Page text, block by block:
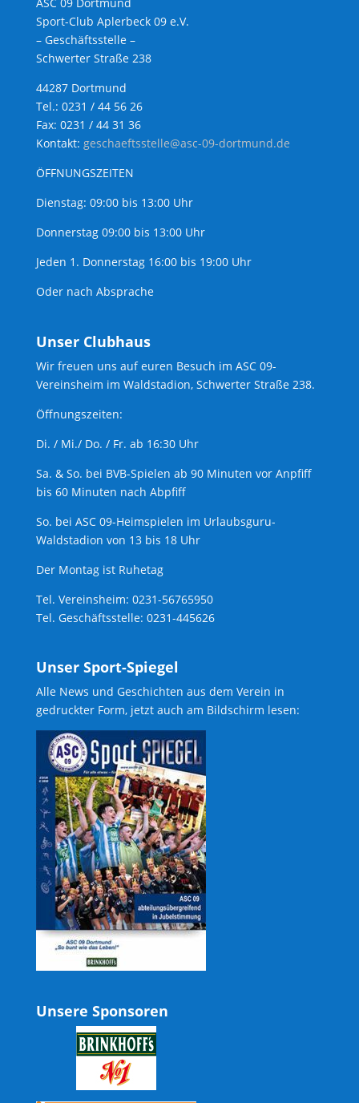
ASC 09 Dortmund
Sport-Club Aplerbeck 09 e.V.
– Geschäftsstelle –
Schwerter Straße 238
44287 Dortmund
Tel.: 0231 / 44 56 26
Fax: 0231 / 44 31 36
Kontakt: geschaeftsstelle@asc-09-dortmund.de
ÖFFNUNGSZEITEN
Dienstag: 09:00 bis 13:00 Uhr
Donnerstag 09:00 bis 13:00 Uhr
Jeden 1. Donnerstag 16:00 bis 19:00 Uhr
Oder nach Absprache
Unser Clubhaus
Wir freuen uns auf euren Besuch im ASC 09-
Vereinsheim im Waldstadion, Schwerter Straße 238.
Öffnungszeiten:
Di. / Mi./ Do. / Fr. ab 16:30 Uhr
Sa. & So. bei BVB-Spielen ab 90 Minuten vor Anpfiff
bis 60 Minuten nach Abpfiff
So. bei ASC 09-Heimspielen im Urlaubsguru-
Waldstadion von 13 bis 18 Uhr
Der Montag ist Ruhetag
Tel. Vereinsheim: 0231-56765950
Tel. Geschäftsstelle: 0231-445626
Unser Sport-Spiegel
Alle News und Geschichten aus dem Verein in
gedruckter Form, jetzt auch am Bildschirm lesen:
Unsere Sponsoren